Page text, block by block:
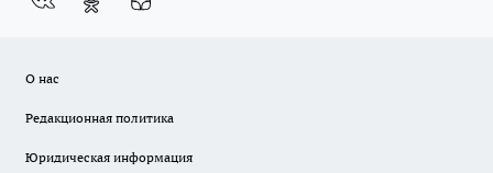
О нас
Редакционная политика
Юридическая информация